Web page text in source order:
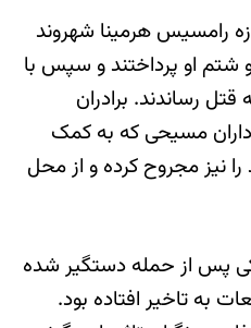
رامسیس هرمینا شهروند
شتم او پرداختند و سپس با
رساندند. برادران
مسیحی که به کمک
نیز مجروح کرده و از محل
پس از حمله دستگیر شده
به تاخیر افتاده بود.